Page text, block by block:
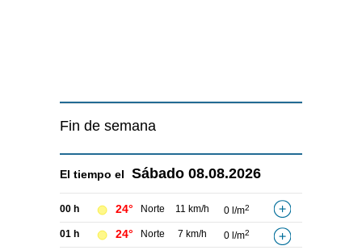
Fin de semana
El tiempo el Sábado 08.08.2026
00 h 24° Norte 11 km/h 0 l/m2
01 h 24° Norte 7 km/h 0 l/m2